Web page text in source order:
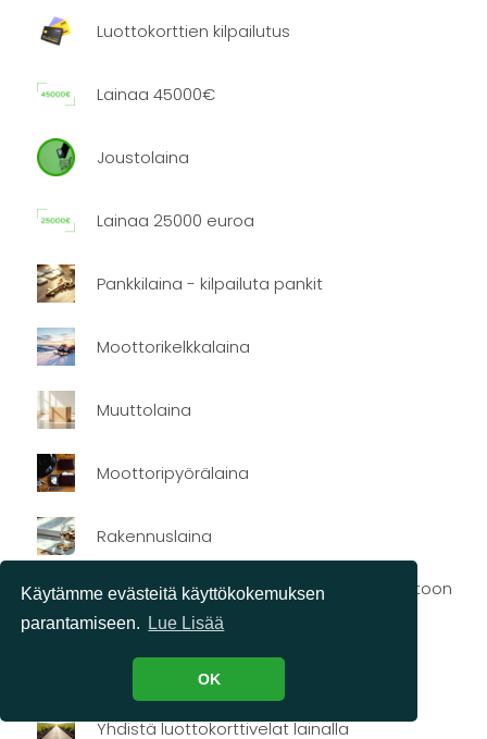
Käytämme evästeitä käyttökokemuksen
parantamiseen.
Lue Lisää
OK
Luottokorttien kilpailutus
Lainaa 45000€
Joustolaina
Lainaa 25000 euroa
Pankkilaina - kilpailuta pankit
Moottorikelkkalaina
Muuttolaina
Moottoripyörälaina
Rakennuslaina
Matkailuautolaina - rahoitus matkailuautoon
tai vaunuun
Lyhytaikainen laina
Yhdistä luottokorttivelat lainalla